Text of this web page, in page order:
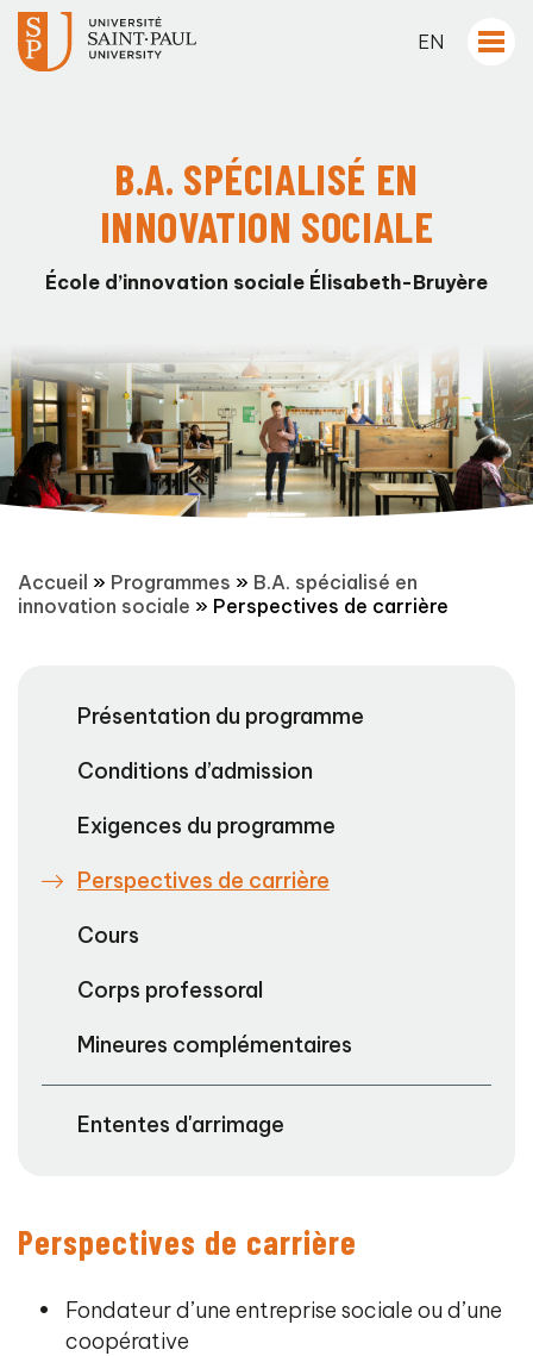
EN
B.A. SPÉCIALISÉ EN
INNOVATION SOCIALE
École d’innovation sociale Élisabeth-Bruyère
Accueil » Programmes » B.A. spécialisé en
innovation sociale » Perspectives de carrière
Présentation du programme
Conditions d’admission
Exigences du programme
Perspectives de carrière
Cours
Corps professoral
Mineures complémentaires
Ententes d'arrimage
Perspectives de carrière
Fondateur d’une entreprise sociale ou d’une
coopérative